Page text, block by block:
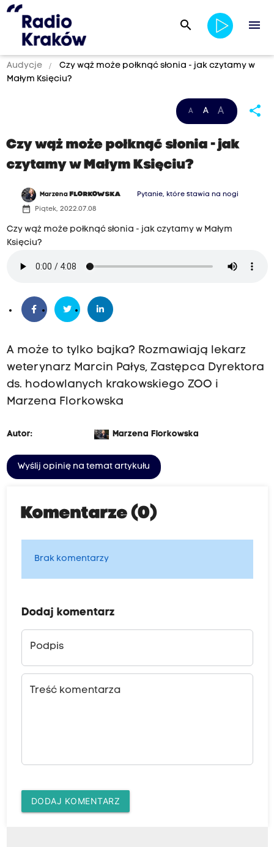
search menu
Audycje
Czy wąż może połknąć słonia - jak czytamy w
Małym Księciu?
A A A share
Czy wąż może połknąć słonia - jak
czytamy w Małym Księciu?
Marzena FLORKOWSKA Pytanie, które stawia na nogi
date_range Piątek, 2022.07.08
Czy wąż może połknąć słonia - jak czytamy w Małym
Księciu?
A może to tylko bajka? Rozmawiają lekarz
weterynarz Marcin Pałys, Zastępca Dyrektora
ds. hodowlanych krakowskiego ZOO i
Marzena Florkowska
Autor: Marzena Florkowska
Wyślij opinię na temat artykułu
Komentarze (0)
Brak komentarzy
Dodaj komentarz
Podpis
Treść komentarza
DODAJ KOMENTARZ